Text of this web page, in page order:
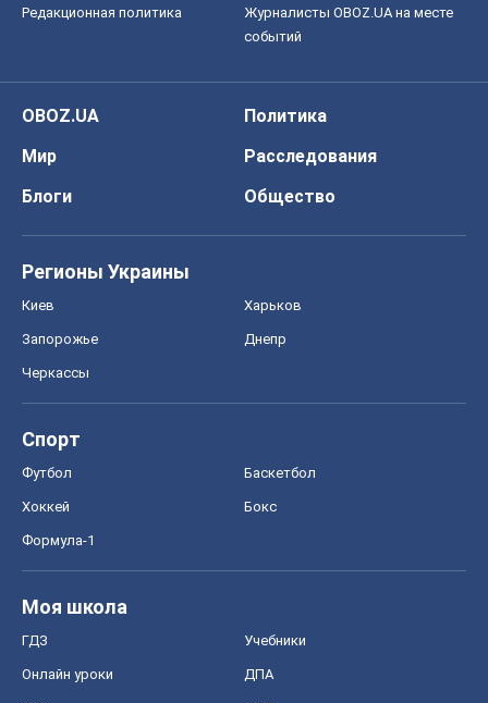
Редакционная политика
Журналисты OBOZ.UA на месте
событий
OBOZ.UA
Политика
Мир
Расследования
Блоги
Общество
Регионы Украины
Киев Харьков
Запорожье Днепр
Черкассы
Спорт
Футбол Баскетбол
Хоккей Бокс
Формула-1
Моя школа
ГДЗ Учебники
Онлайн уроки ДПА